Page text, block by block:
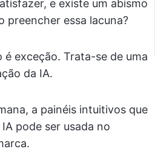
e existe um abismo
preencher essa lacuna?
exceção. Trata-se de uma
da IA.
a painéis intuitivos que
pode ser usada no